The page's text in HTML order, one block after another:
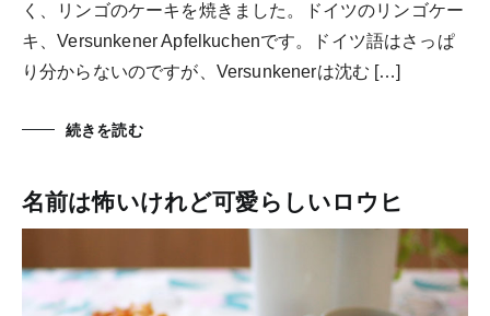
く、リンゴのケーキを焼きました。ドイツのリンゴケー
キ、Versunkener Apfelkuchenです。ドイツ語はさっぱ
り分からないのですが、Versunkenerは沈む […]
続きを読む
名前は怖いけれど可愛らしいロウヒ